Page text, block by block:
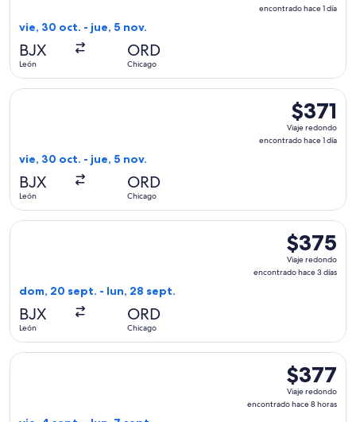
redondo,
encontrado hace 1 día
vie, 30 oct. - jue, 5 nov.
BJX
León
ORD
Chicago
$371
Viaje
redondo,
$371
Viaje redondo
encontrado hace 1 día
vie, 30 oct. - jue, 5 nov.
BJX
León
ORD
Chicago
Seleccionar vuelo de Frontier Airlines, con salida el vie, 30
$375
Viaje
redondo,
$375
Viaje redondo
encontrado hace 3 días
dom, 20 sept. - lun, 28 sept.
BJX
León
ORD
Chicago
Seleccionar vuelo de Volaris, con salida el dom, 20 sept.
$377
Viaje
redondo,
$377
Viaje redondo
encontrado hace 8 horas
Seleccionar vuelo de Viva, con salida el vie, 4 sept. desde